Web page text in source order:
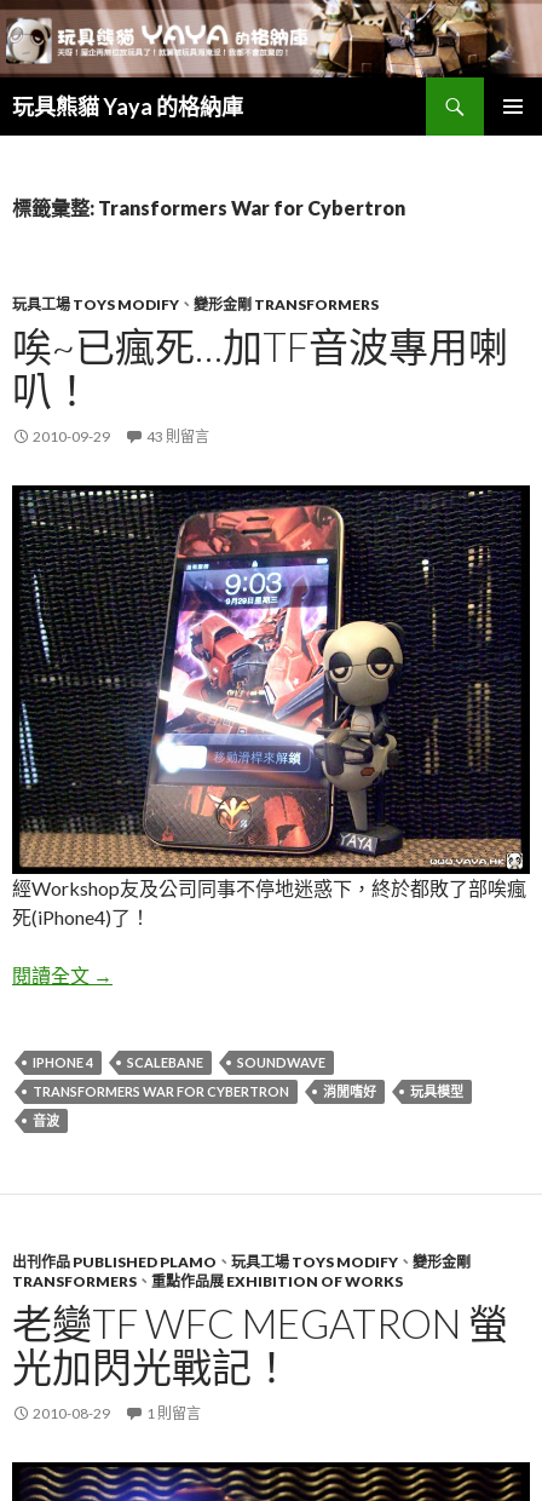
玩具熊貓 Yaya 的格納庫
尋
要
標籤彙整: Transformers War for Cybertron
玩具工場 TOYS MODIFY 、 變形金剛 TRANSFORMERS
唉~已瘋死…加TF音波專用喇
叭！
2010-09-29 43 則留言
經Workshop友及公司同事不停地迷惑下，終於都敗了部唉瘋
死(iPhone4)了！
閱讀全文 唉~已瘋死…加TF音波專用喇叭！
→
IPHONE 4 SCALEBANE
SOUNDWAVE
TRANSFORMERS WAR FOR CYBERTRON
消閒嗜好
玩具模型
音波
出刊作品 PUBLISHED PLAMO 、 玩具工場 TOYS MODIFY 、 變形金剛
TRANSFORMERS 、 重點作品展 EXHIBITION OF WORKS
老變TF WFC MEGATRON 螢
光加閃光戰記！
2010-08-29 1 則留言